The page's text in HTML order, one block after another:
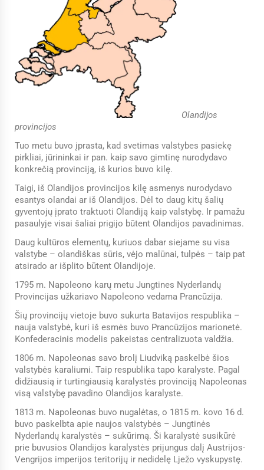
Olandijos
provincijos
Tuo metu buvo įprasta, kad svetimas valstybes pasiekę
pirkliai, jūrininkai ir pan. kaip savo gimtinę nurodydavo
konkrečią provinciją, iš kurios buvo kilę.
Taigi, iš Olandijos provincijos kilę asmenys nurodydavo
esantys olandai ar iš Olandijos. Dėl to daug kitų šalių
gyventojų įprato traktuoti Olandiją kaip valstybę. Ir pamažu
pasaulyje visai šaliai prigijo būtent Olandijos pavadinimas.
Daug kultūros elementų, kuriuos dabar siejame su visa
valstybe – olandiškas sūris, vėjo malūnai, tulpės – taip pat
atsirado ar išplito būtent Olandijoje.
1795 m. Napoleono karų metu Jungtines Nyderlandų
Provincijas užkariavo Napoleono vedama Prancūzija.
Šių provincijų vietoje buvo sukurta Batavijos respublika –
nauja valstybė, kuri iš esmės buvo Prancūzijos marionetė.
Konfederacinis modelis pakeistas centralizuota valdžia.
1806 m. Napoleonas savo brolį Liudviką paskelbė šios
valstybės karaliumi. Taip respublika tapo karalyste. Pagal
didžiausią ir turtingiausią karalystės provinciją Napoleonas
visą valstybę pavadino Olandijos karalyste.
1813 m. Napoleonas buvo nugalėtas, o 1815 m. kovo 16 d.
buvo paskelbta apie naujos valstybės – Jungtinės
Nyderlandų karalystės – sukūrimą. Ši karalystė susikūrė
prie buvusios Olandijos karalystės prijungus dalį Austrijos-
Vengrijos imperijos teritorijų ir nedidelę Lježo vyskupystę.